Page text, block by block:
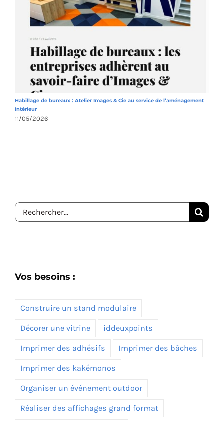
Habillage de bureaux : Atelier Images & Cie au service de l’aménagement
intérieur
11/05/2026
Rechercher:
Vos besoins :
Construire un stand modulaire
Décorer une vitrine iddeuxpoints
Imprimer des adhésifs Imprimer des bâches
Imprimer des kakémonos
Organiser un événement outdoor
Réaliser des affichages grand format